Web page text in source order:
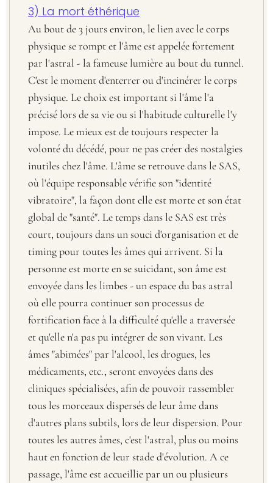
3) La mort éthérique
Au bout de 3 jours environ, le lien avec le corps
physique se rompt et l'âme est appelée fortement
par l'astral - la fameuse lumière au bout du tunnel.
C'est le moment d'enterrer ou d'incinérer le corps
physique. Le choix est important si l'âme l'a
précisé lors de sa vie ou si l'habitude culturelle l'y
impose. Le mieux est de toujours respecter la
volonté du décédé, pour ne pas créer des nostalgies
inutiles chez l'âme. L'âme se retrouve dans le SAS,
où l'équipe responsable vérifie son "identité
vibratoire", la façon dont elle est morte et son état
global de "santé". Le temps dans le SAS est très
court, toujours dans un souci d'organisation et de
timing pour toutes les âmes qui arrivent. Si la
personne est morte en se suicidant, son âme est
envoyée dans les limbes - un espace du bas astral
où elle pourra continuer son processus de
fortification face à la difficulté qu'elle a traversée
et qu'elle n'a pas pu intégrer de son vivant. Les
âmes "abimées" par l'alcool, les drogues, les
médicaments, etc., seront envoyées dans des
cliniques spécialisées, afin de pouvoir rassembler
tous les morceaux dispersés de leur âme dans
d'autres plans subtils, lors de leur dispersion. Pour
toutes les autres âmes, c'est l'astral, plus ou moins
haut en fonction de leur stade d'évolution. A ce
passage, l'âme est accueillie par un ou plusieurs